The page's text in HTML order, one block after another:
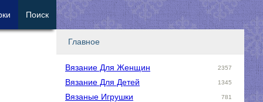
Главное
Вязание Для Женщин 2357
Вязание Для Детей 1345
Вязаные Игрушки 781
Поиск